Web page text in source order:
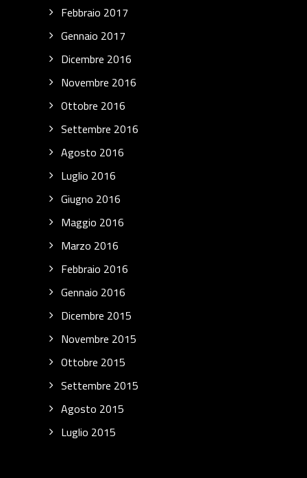
Febbraio 2017
Gennaio 2017
Dicembre 2016
Novembre 2016
Ottobre 2016
Settembre 2016
Agosto 2016
Luglio 2016
Giugno 2016
Maggio 2016
Marzo 2016
Febbraio 2016
Gennaio 2016
Dicembre 2015
Novembre 2015
Ottobre 2015
Settembre 2015
Agosto 2015
Luglio 2015